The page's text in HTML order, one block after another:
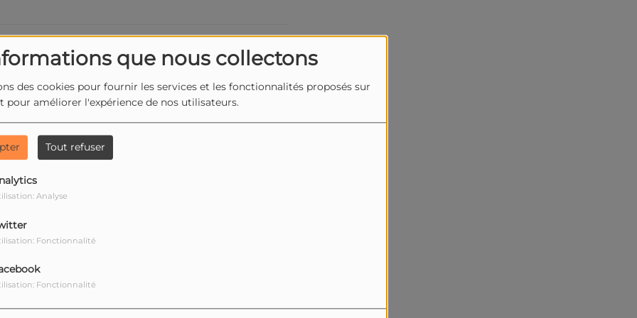
que nous collectons
des cookies pour fournir les services et les fonctionnalités proposés sur
pour améliorer l'expérience de nos utilisateurs.
Tout refuser
Analyse
Fonctionnalité
Fonctionnalité